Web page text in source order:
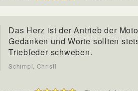
Das Herz ist der Antrieb der
Gedanken und Worte sollten
Triebfeder schweben.
Schimpl, Christl